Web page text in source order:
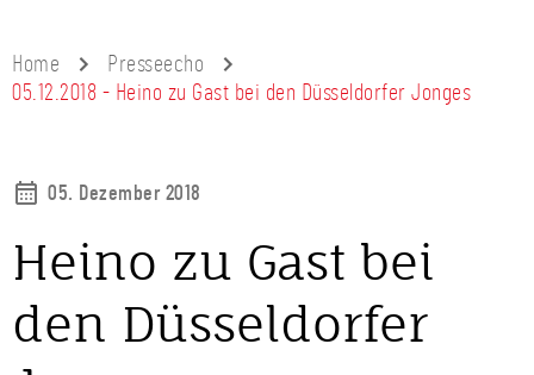
Home
Presseecho
05.12.2018 - Heino zu Gast bei den Düsseldorfer Jonges
05. Dezember 2018
Heino zu Gast bei
den Düsseldorfer